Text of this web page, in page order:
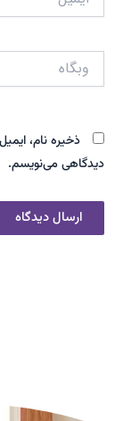
ذخیره نام،
دیدگاهی می‌نویسم.